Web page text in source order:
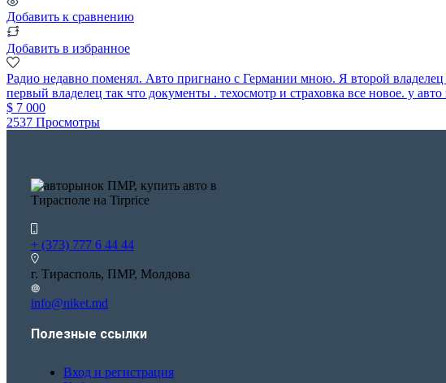
Добавить к сравнению
Добавить в избранное
Радио недавно поменял. Авто пригнано с Германии мною. Я второй
первый владелец так что документы . техосмотр и страховка все новое. у
$ 7 000
2537 Просмотры
+ (373) 777 6 44 44
г. Тирасполь, ПМР, Молдова
info@niket.md
Полезные ссылки
Вход и регистрация